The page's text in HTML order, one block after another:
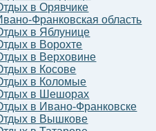
в Орявчике
Франковская область
в Яблунице
в Ворохте
в Верховине
в Косове
в Коломые
в Шешорах
в Ивано-Франковске
в Вышкове